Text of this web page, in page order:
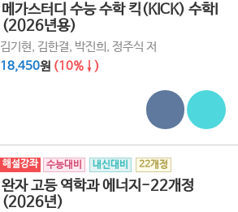
메가스터디 수능 수학 킥(KICK) 수학I
(2026년용)
김기현, 김한결, 박진희, 정주식 저
18,450원 (10%↓)
해설강좌 수능대비 내신대비 22개정
완자 고등 역학과 에너지-22개정
(2026년)